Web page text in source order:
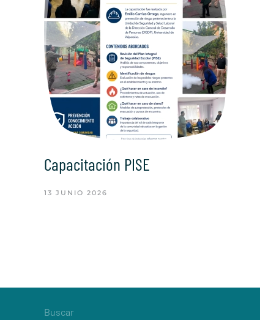
Capacitación PISE
13 JUNIO 2026